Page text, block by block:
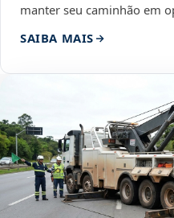
manter seu caminhão em
SAIBA MAIS